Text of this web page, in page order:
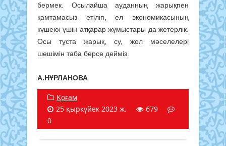
бермек. Осылайша ауданның жарықпен
қамтамасыз етіліп, ел экономикасының
күшеюі үшін атқарар жұмыстары да жетерлік.
Осы тұста жарық, су, жол мәселелері
шешімін таба берсе дейміз.
А.НҰРЛАНОВА
Қоғам
25 қыркүйек 2023 ж.
679
0